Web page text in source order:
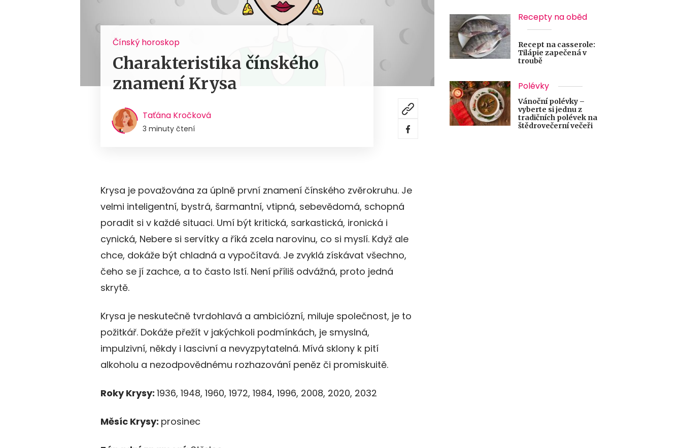
Čínský horoskop
Charakteristika čínského
znamení Krysa
Taťána Kročková
3 minuty čtení
Krysa je považována za úplně první znamení čínského zvěrokruhu. Je
velmi inteligentní, bystrá, šarmantní, vtipná, sebevědomá, schopná
poradit si v každé situaci. Umí být kritická, sarkastická, ironická i
cynická, Nebere si servítky a říká zcela narovinu, co si myslí. Když ale
chce, dokáže být chladná a vypočítavá. Je zvyklá získávat všechno,
čeho se jí zachce, a to často lstí. Není příliš odvážná, proto jedná
skrytě.
Krysa je neskutečně tvrdohlavá a ambiciózní, miluje společnost, je to
požitkář. Dokáže přežít v jakýchkoli podmínkách, je smyslná,
impulzivní, někdy i lascivní a nevyzpytatelná. Mívá sklony k pití
alkoholu a nezodpovědnému rozhazování peněz či promiskuitě.
Roky Krysy: 1936, 1948, 1960, 1972, 1984, 1996, 2008, 2020, 2032
Měsíc Krysy: prosinec
Recepty na oběd
Recept na casserole:
Tilápie zapečená v
troubě
Polévky
Vánoční polévky –
vyberte si jednu z
tradičních polévek na
štědrovečerní večeři